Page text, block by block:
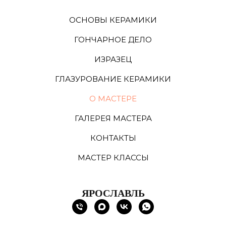
ОСНОВЫ КЕРАМИКИ
ГОНЧАРНОЕ ДЕЛО
ИЗРАЗЕЦ
ГЛАЗУРОВАНИЕ КЕРАМИКИ
О МАСТЕРЕ
ГАЛЕРЕЯ МАСТЕРА
КОНТАКТЫ
МАСТЕР КЛАССЫ
ЯРОСЛАВЛЬ